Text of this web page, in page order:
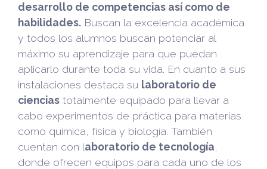
desarrollo de competencias así como de
habilidades. Buscan la excelencia académica
y todos los alumnos buscan potenciar al
máximo su aprendizaje para que puedan
aplicarlo durante toda su vida. En cuanto a sus
instalaciones destaca su laboratorio de
ciencias totalmente equipado para llevar a
cabo experimentos de práctica para materias
como química, física y biología. También
cuentan con laboratorio de tecnología
donde ofrecen equipos para cada uno de los